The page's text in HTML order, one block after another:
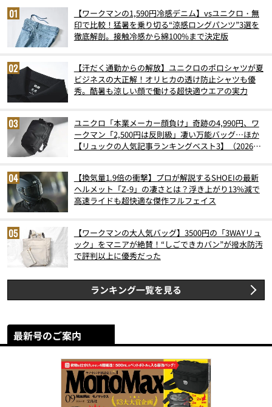
【ワークマンの1,590円冷感デニム】vsユニクロ・無
印で比較！猛暑を乗り切る“涼感ロングパンツ”3選を
徹底解剖。接触冷感から綿100%まで決定版
【汗だく通勤からの解放】ユニクロのポロシャツが夏
ビジネスの大正解！オリヒカの透け防止シャツも優
秀。酷暑も涼しい顔で働ける超快適ウエアの実力
ユニクロ「本業メーカー顔負け」奇跡の4,990円、ワ
ークマン「2,500円は反則級」凄い万能バッグ…ほか
【リュックの人気記事ランキングベスト3】（2026年
【換気量1.9倍の衝撃】プロが解説するSHOEIの最新
ヘルメット「Z-9」の凄さとは？浮き上がり13%減で
高速ライドも超快適な傑作フルフェイス
【ワークマンの大人気バッグ】3500円の「3WAYリュ
ック」をマニアが絶賛！“しごできカバン”が撥水防汚
で評判以上に優秀だった
ランキング一覧を見る
最新号のご案内